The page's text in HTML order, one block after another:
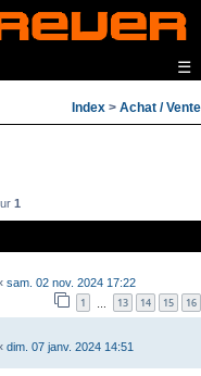
☰
Index > Achat / Vente
1
sam. 02 nov. 2024 17:22
1 13 14 15 16
dim. 07 janv. 2024 14:51